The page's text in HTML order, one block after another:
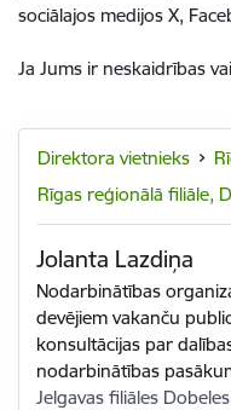
sociālajos medijos X,
Ja Jums ir neskaidrības
Direktora vietnieks
Rīgas reģionālā filiāle,
Jolanta Lazdiņa
Nodarbinātības
devējiem vakanču
konsultācijas par
nodarbinātības
Jelgavas filiāles